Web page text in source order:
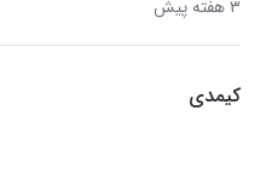
۳ هفته پیش
کیمدی